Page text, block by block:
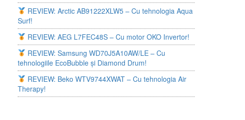
REVIEW: Arctic AB91222XLW5 – Cu tehnologia Aqua
Surf!
REVIEW: AEG L7FEC48S – Cu motor OKO Invertor!
REVIEW: Samsung WD70J5A10AW/LE – Cu
tehnologiile EcoBubble și Diamond Drum!
REVIEW: Beko WTV9744XWAT – Cu tehnologia Air
Therapy!